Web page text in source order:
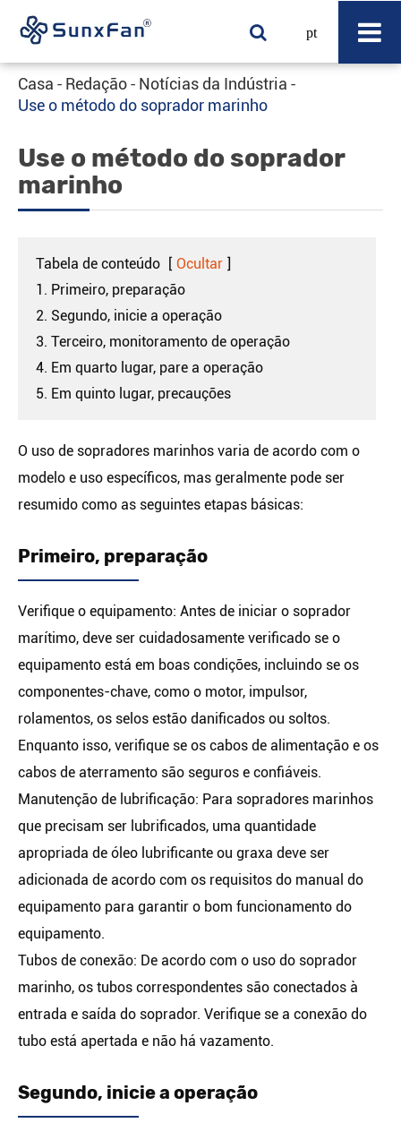
pt
Casa Redação
Notícias da Indústria
Use o método do soprador marinho
Use o método do soprador
marinho
Tabela de conteúdo [ Ocultar ]
1. Primeiro, preparação
2. Segundo, inicie a operação
3. Terceiro, monitoramento de operação
4. Em quarto lugar, pare a operação
5. Em quinto lugar, precauções
O uso de sopradores marinhos varia de acordo com o
modelo e uso específicos, mas geralmente pode ser
resumido como as seguintes etapas básicas:
Primeiro, preparação
Verifique o equipamento: Antes de iniciar o soprador
marítimo, deve ser cuidadosamente verificado se o
equipamento está em boas condições, incluindo se os
componentes-chave, como o motor, impulsor,
rolamentos, os selos estão danificados ou soltos.
Enquanto isso, verifique se os cabos de alimentação e os
cabos de aterramento são seguros e confiáveis.
Manutenção de lubrificação: Para sopradores marinhos
que precisam ser lubrificados, uma quantidade
apropriada de óleo lubrificante ou graxa deve ser
adicionada de acordo com os requisitos do manual do
equipamento para garantir o bom funcionamento do
equipamento.
Tubos de conexão: De acordo com o uso do soprador
marinho, os tubos correspondentes são conectados à
entrada e saída do soprador. Verifique se a conexão do
tubo está apertada e não há vazamento.
Segundo, inicie a operação